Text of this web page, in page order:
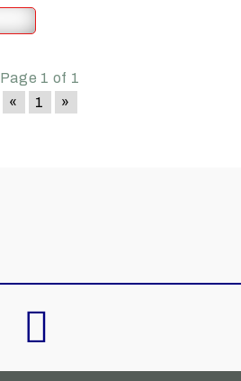
Page 1 of 1
«
1 »